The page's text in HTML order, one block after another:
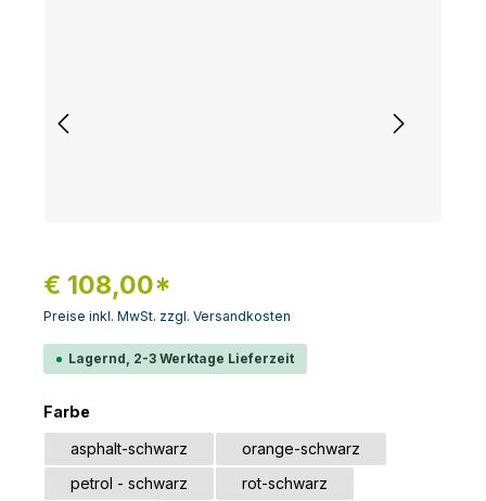
€ 108,00*
Preise inkl. MwSt. zzgl. Versandkosten
Lagernd, 2-3 Werktage Lieferzeit
Farbeauswählen
asphalt-schwarz
orange-schwarz
petrol - schwarz
rot-schwarz